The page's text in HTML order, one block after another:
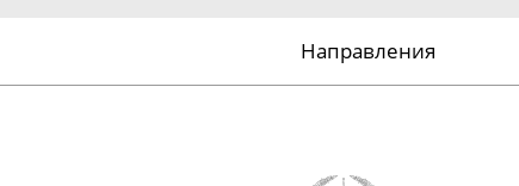
Направления